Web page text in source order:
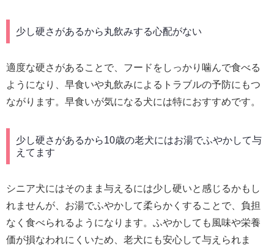
少し硬さがあるから丸飲みする心配がない
適度な硬さがあることで、フードをしっかり噛んで食べる
ようになり、早食いや丸飲みによるトラブルの予防にもつ
ながります。早食いが気になる犬には特におすすめです。
少し硬さがあるから10歳の老犬にはお湯でふやかして与
えてます
シニア犬にはそのまま与えるには少し硬いと感じるかもし
れませんが、お湯でふやかして柔らかくすることで、負担
なく食べられるようになります。ふやかしても風味や栄養
価が損なわれにくいため、老犬にも安心して与えられま